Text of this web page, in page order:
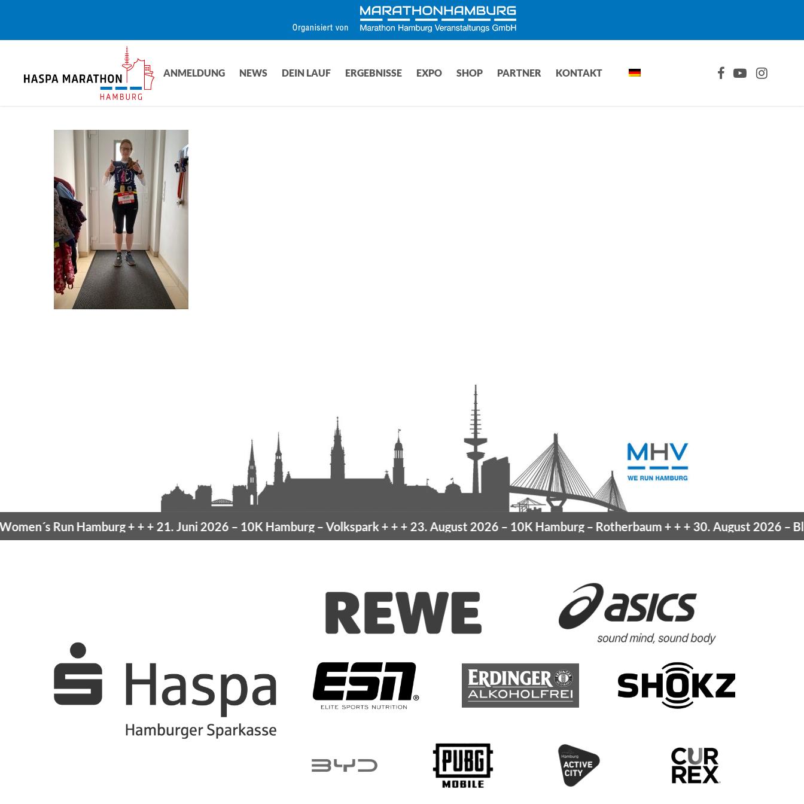
ANMELDUNG NEWS DEIN LAUF ERGEBNISSE EXPO SHOP PARTNER KONTAKT FACEBOOK
YOUTUBE
Run Hamburg+ + +21. Juni 2026 –10K Hamburg– Volkspark+ + +23. August 2026 –10K Hamburg– Rotherbaum+ + +30. August 2026 –